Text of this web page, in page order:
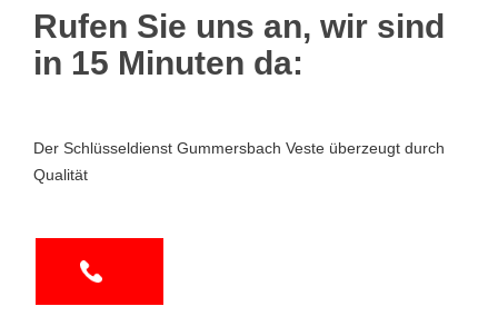
Rufen Sie uns an, wir sind
in 15 Minuten da:
Der Schlüsseldienst Gummersbach Veste überzeugt durch
Qualität